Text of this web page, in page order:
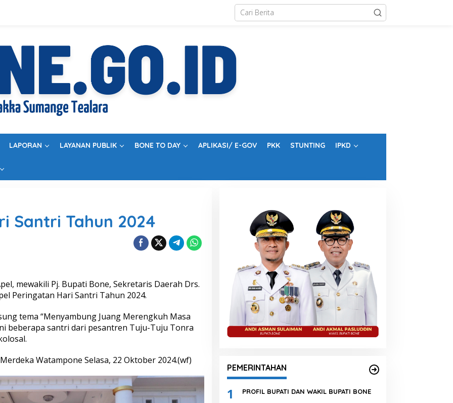
LAPORAN LAYANAN PUBLIK BONE TO DAY APLIKASI/ E-GOV PKK STUNTING IPKD
Santri Tahun 2024
mewakili Pj. Bupati Bone, Sekretaris Daerah Drs.
Peringatan Hari Santri Tahun 2024.
tema “Menyambung Juang Merengkuh Masa
beberapa santri dari pesantren Tuju-Tuju Tonra
Watampone Selasa, 22 Oktober 2024.(wf)
PEMERINTAHAN
1 PROFIL BUPATI DAN WAKIL BUPATI BONE